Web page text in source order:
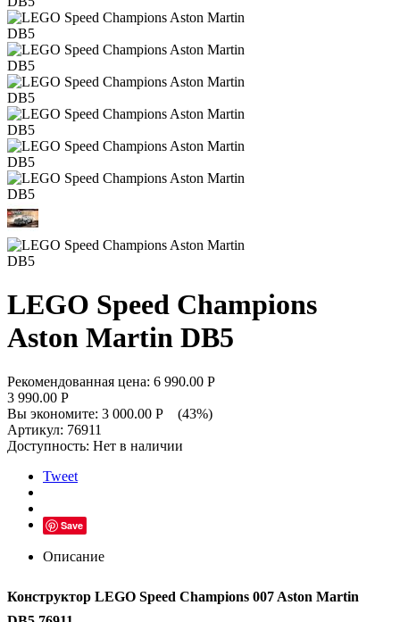
LEGO Speed Champions
Aston Martin DB5
Рекомендованная цена: 6 990.00 Р
3 990.00 Р
Вы экономите: 3 000.00 Р (43%)
Артикул: 76911
Доступность: Нет в наличии
Tweet
Save
Описание
Конструктор LEGO Speed Champions 007 Aston Martin